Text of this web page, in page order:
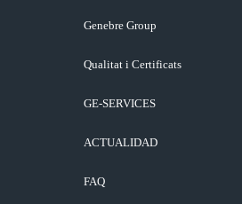
Genebre Group
Qualitat i Certificats
GE-SERVICES
ACTUALIDAD
FAQ